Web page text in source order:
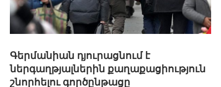
Գերմանիան դյուրացնում է
ներգաղթյալներին քաղաքացիություն
շնորհելու գործընթացը